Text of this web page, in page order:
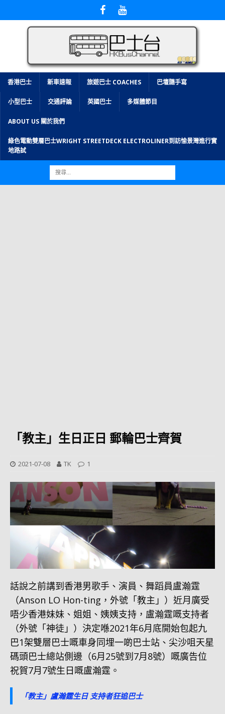
香港巴士 新車速報 旅遊巴士 COACHES 巴壇隨手寫
小型巴士 交通評論 英國巴士 多媒體節目
ABOUT US 關於我們
綠色電動雙層巴士WRIGHT STREETDECK ELECTROLINER到訪愉景灣進行實
地路試
「教主」生日正日 郵輪巴士齊賀
2021-07-08 TK 1
話說之前講到香港男歌手、演員、舞蹈員盧瀚霆
（Anson LO Hon-ting，外號「教主」）近月廣受
唔少香港妹妹、姐姐、姨姨支持，盧瀚霆嘅支持者
（外號「神徒」）決定喺2021年6月底開始包起九
巴1架雙層巴士嘅車身同埋一啲巴士站、尖沙咀天星
碼頭巴士總站側邊（6月25號到7月8號）嘅廣告位
祝賀7月7號生日嘅盧瀚霆。
「教主」盧瀚霆生日 支持者狂追巴士